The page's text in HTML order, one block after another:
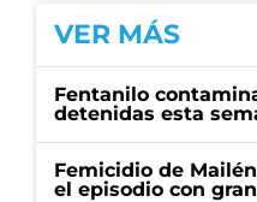
VER MÁS
Fentanilo
detenidas esta
Femicidio de
el episodio con